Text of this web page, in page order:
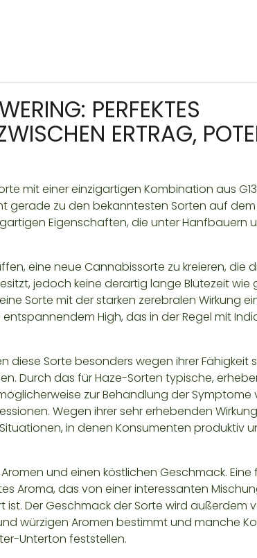
PERFEKTES
ERTRAG,
mit einer einzigartigen Kombination aus
gerade zu den bekanntesten Sorten auf
Eigenschaften, die unter Hanfbauern
eine neue Cannabissorte zu kreieren, die
jedoch keine derartig lange Blütezeit wie
Sorte mit der starken zerebralen Wirkung
High, das in der Regel mit
diese Sorte besonders wegen ihrer Fähigkeit
Durch das für Haze-Sorten typische,
zur Behandlung der Symptome
Wegen ihrer sehr erhebenden
in denen Konsumenten produktiv
und einen köstlichen Geschmack. Eine
Aroma, das von einer interessanten
ist. Der Geschmack der Sorte wird außerdem
würzigen Aromen bestimmt und manche
Unterton feststellen.